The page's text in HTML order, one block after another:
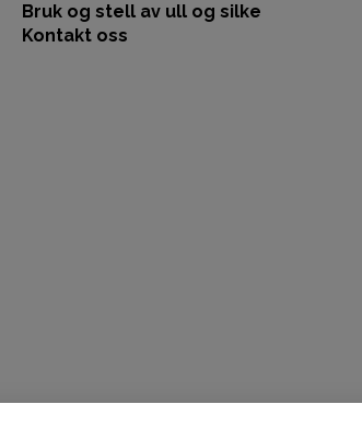
Bruk og stell av ull og silke
Kontakt oss